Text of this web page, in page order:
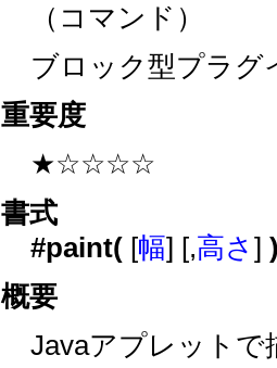
（コマンド）
ブロック型プラグ
重要度
★☆☆☆☆
書式
#paint( [幅] [,高さ]
概要
Javaアプレットで